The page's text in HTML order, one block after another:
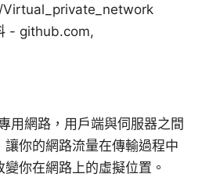
- github.com,
用網路，用戶端與伺服器之間
讓你的網路流量在傳輸過程中
你在網路上的虛擬位置。